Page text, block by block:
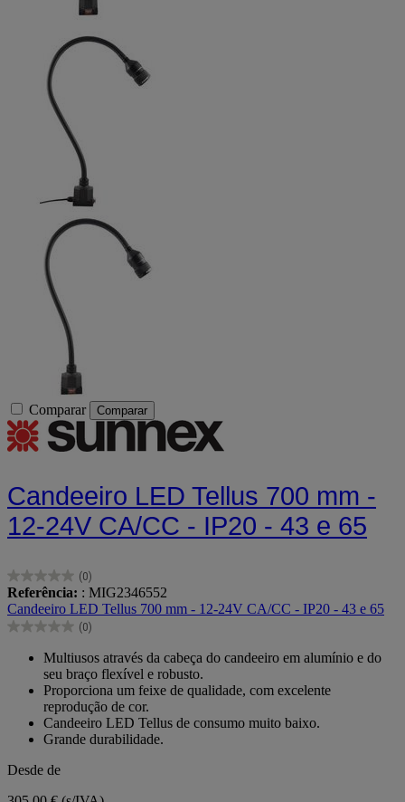
Comparar Comparar
Candeeiro LED Tellus 700 mm -
12-24V CA/CC - IP20 - 43 e 65
(0)
0.0
em
5
estrelas.
Referência: : MIG2346552
Candeeiro LED Tellus 700 mm - 12-24V CA/CC - IP20 - 43 e 65
(0)
0.0
estrelas.
Multiusos através da cabeça do candeeiro em alumínio e do
seu braço flexível e robusto.
Proporciona um feixe de qualidade, com excelente
reprodução de cor.
Candeeiro LED Tellus de consumo muito baixo.
Grande durabilidade.
Desde de